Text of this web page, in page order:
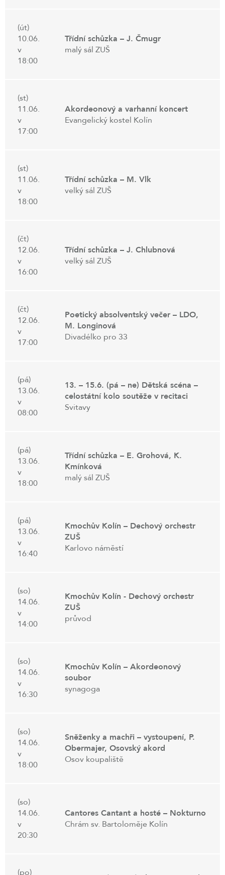
(út)
10.06.
v
18:00
Třídní schůzka – J. Čmugr
malý sál ZUŠ
(st)
11.06.
v
17:00
Akordeonový a varhanní koncert
Evangelický kostel Kolín
(st)
11.06.
v
18:00
Třídní schůzka – M. Vlk
velký sál ZUŠ
(čt)
12.06.
v
16:00
Třídní schůzka – J. Chlubnová
velký sál ZUŠ
(čt)
12.06.
v
17:00
Poetický absolventský večer – LDO,
M. Longinová
Divadélko pro 33
(pá)
13.06.
v
08:00
13. – 15.6. (pá – ne) Dětská scéna –
celostátní kolo soutěže v recitaci
Svitavy
(pá)
13.06.
v
18:00
Třídní schůzka – E. Grohová, K.
Kmínková
malý sál ZUŠ
(pá)
13.06.
v
16:40
Kmochův Kolín – Dechový orchestr
ZUŠ
Karlovo náměstí
(so)
14.06.
v
14:00
Kmochův Kolín - Dechový orchestr
ZUŠ
průvod
(so)
14.06.
v
16:30
Kmochův Kolín – Akordeonový
soubor
synagoga
(so)
14.06.
v
18:00
Sněženky a machři – vystoupení, P.
Obermajer, Osovský akord
Osov koupaliště
(so)
14.06.
v
20:30
Cantores Cantant a hosté – Nokturno
Chrám sv. Bartoloměje Kolín
(po)